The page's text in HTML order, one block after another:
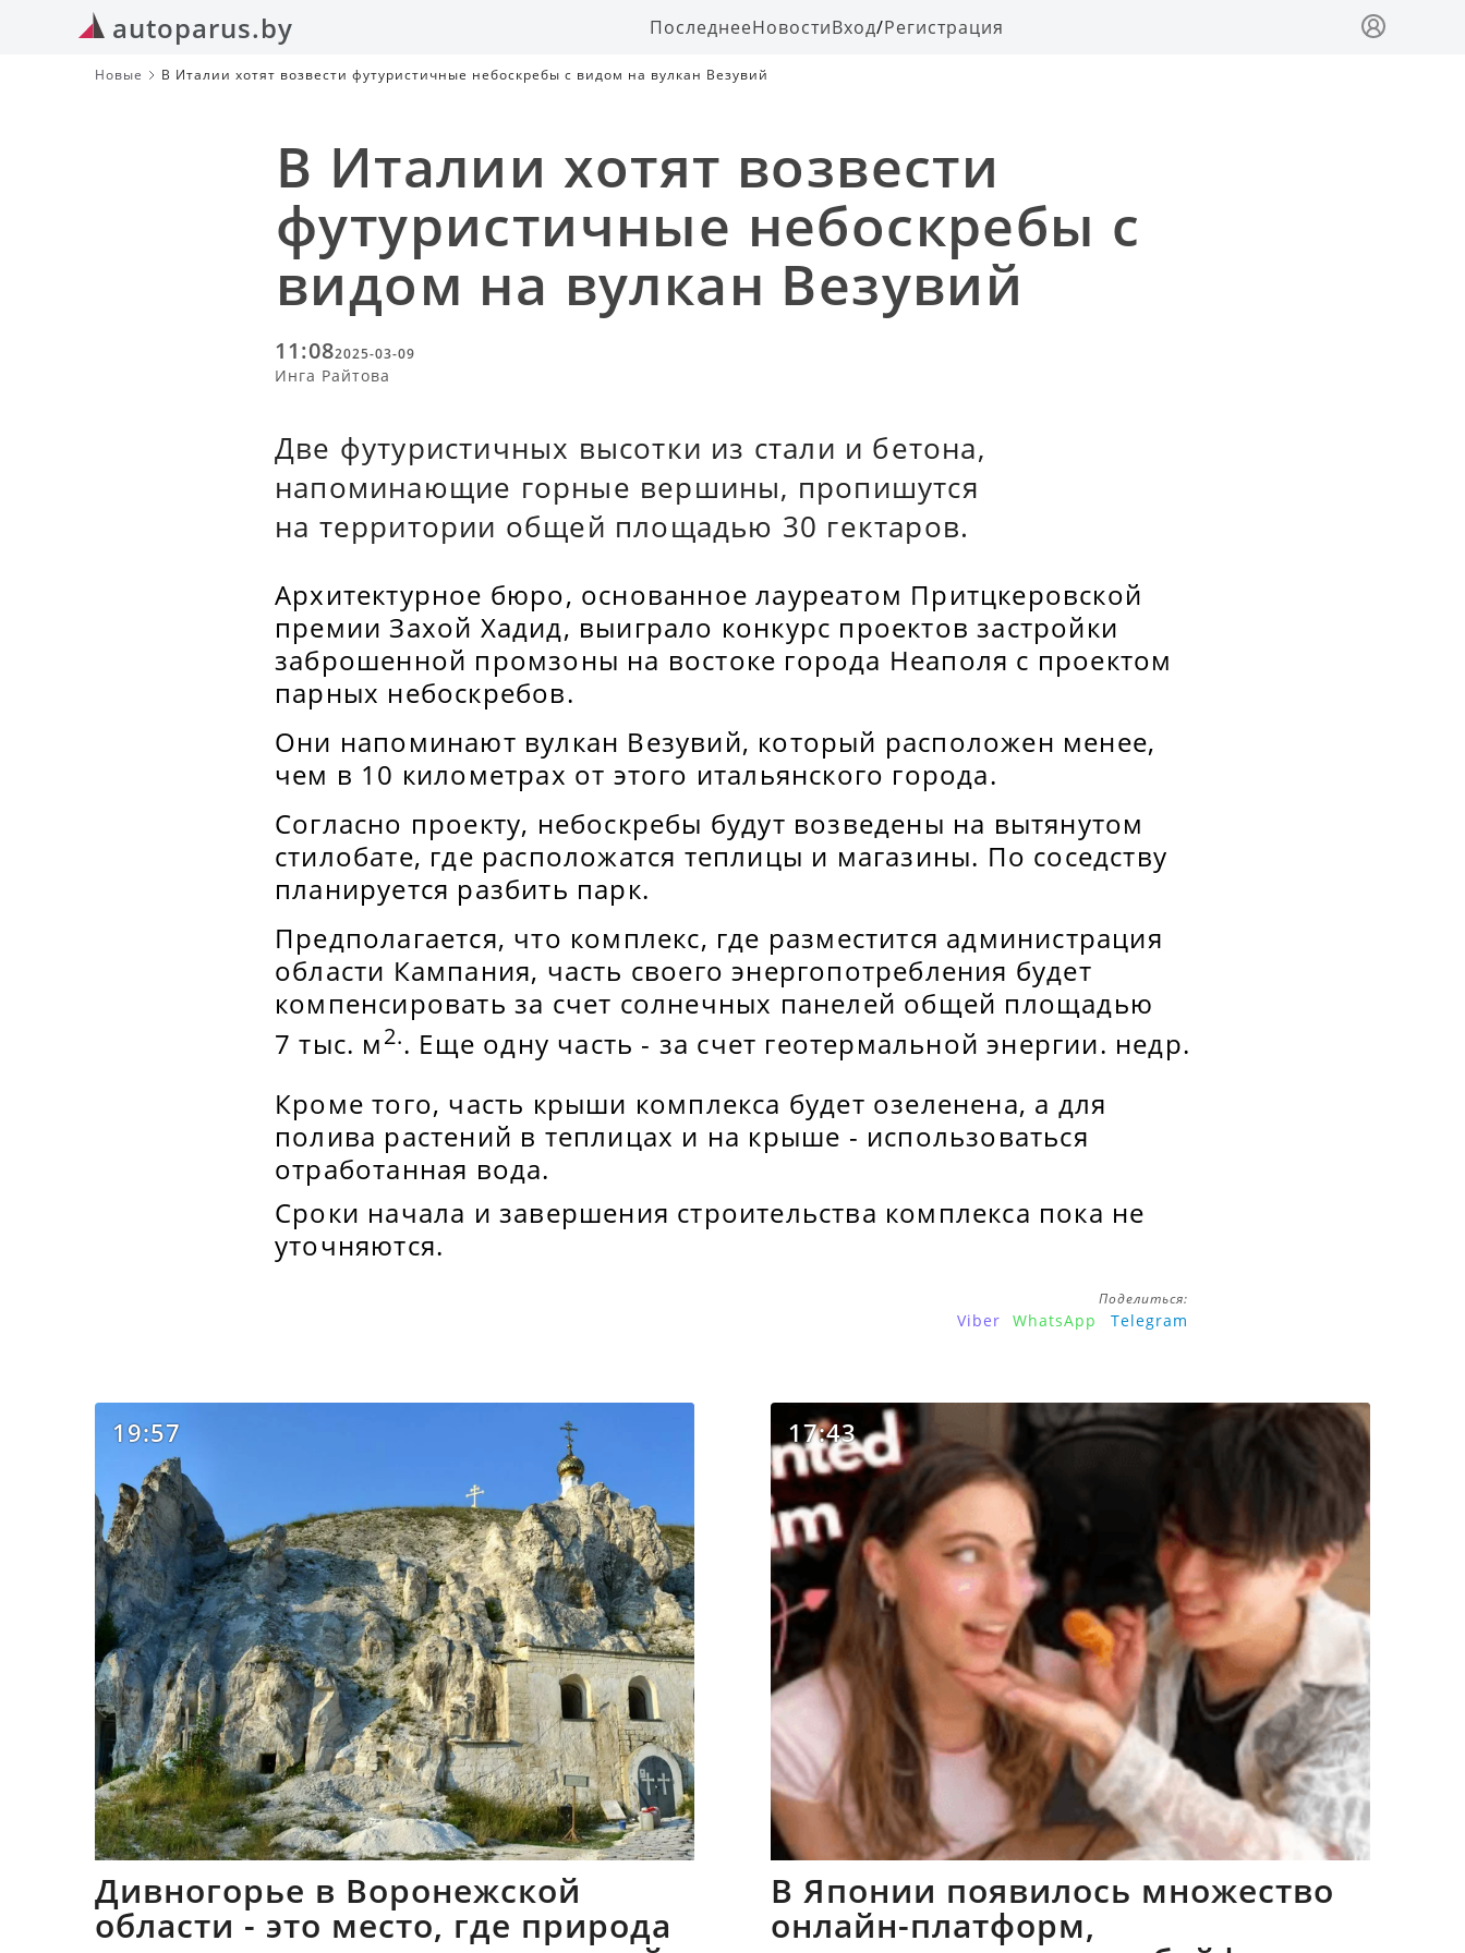
autoparus.by ПоследнееНовостиВход/Регистрация
Новые В Италии хотят возвести футуристичные небоскребы с видом на вулкан Везувий
В Италии хотят возвести
футуристичные небоскребы с
видом на вулкан Везувий
11:082025-03-09
Инга Райтова
Две футуристичных высотки из стали и бетона,
напоминающие горные вершины, пропишутся
на территории общей площадью 30 гектаров.
Архитектурное бюро, основанное лауреатом Притцкеровской
премии Захой Хадид, выиграло конкурс проектов застройки
заброшенной промзоны на востоке города Неаполя с проектом
парных небоскребов.
Они напоминают вулкан Везувий, который расположен менее,
чем в 10 километрах от этого итальянского города.
Согласно проекту, небоскребы будут возведены на вытянутом
стилобате, где расположатся теплицы и магазины. По соседству
планируется разбить парк.
Предполагается, что комплекс, где разместится администрация
области Кампания, часть своего энергопотребления будет
компенсировать за счет солнечных панелей общей площадью
7 тыс. м2.. Еще одну часть - за счет геотермальной энергии. недр.
Кроме того, часть крыши комплекса будет озеленена, а для
полива растений в теплицах и на крыше - использоваться
отработанная вода.
Сроки начала и завершения строительства комплекса пока не
уточняются.
Поделиться:
Viber WhatsApp Telegram
19:57
Дивногорье в Воронежской
области - это место, где природа
17:43
В Японии появилось множество
онлайн-платформ,